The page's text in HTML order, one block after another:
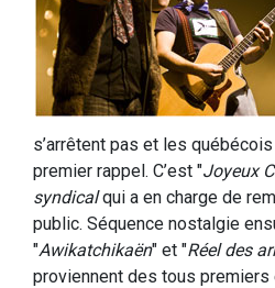
s’arrêtent pas et les
premier rappel. C’est "Joyeux
syndicalqui a en charge de
public. Séquence nostalgie
"Awikatchikaën" et "Réel des
proviennent des tous